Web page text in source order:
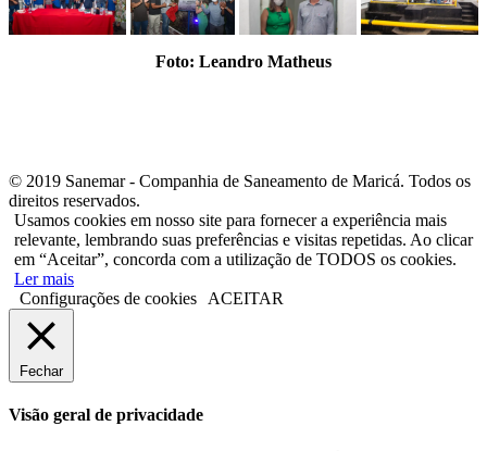
Foto: Leandro Matheus
© 2019 Sanemar - Companhia de Saneamento de Maricá. Todos os
direitos reservados.
Usamos cookies em nosso site para fornecer a experiência mais
relevante, lembrando suas preferências e visitas repetidas. Ao clicar
em “Aceitar”, concorda com a utilização de TODOS os cookies.
Ler mais
Configurações de cookies
ACEITAR
Fechar
Visão geral de privacidade